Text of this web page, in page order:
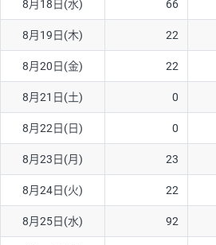
8月18日(水) 66
8月19日(木) 22
8月20日(金) 22
8月21日(土) 0
8月22日(日) 0
8月23日(月) 23
8月24日(火) 22
8月25日(水) 92